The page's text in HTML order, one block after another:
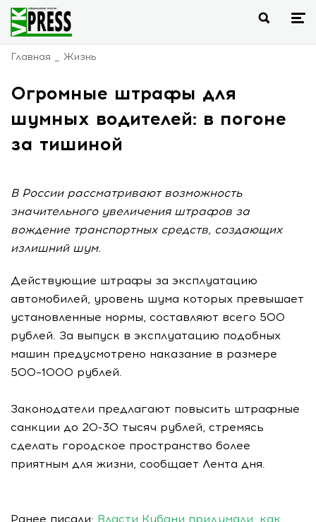
Главная Жизнь
Огромные штрафы для
шумных водителей: в погоне
за тишиной
В России рассматривают возможность
значительного увеличения штрафов за
вождение транспортных средств, создающих
излишний шум.
Действующие штрафы за эксплуатацию
автомобилей, уровень шума которых превышает
установленные нормы, составляют всего 500
рублей. За выпуск в эксплуатацию подобных
машин предусмотрено наказание в размере
500–1000 рублей.
Законодатели предлагают повысить штрафные
санкции до 20-30 тысяч рублей, стремясь
сделать городское пространство более
приятным для жизни, сообщает Лента дня.
Ранее писали: Власти Кубани придумали, как